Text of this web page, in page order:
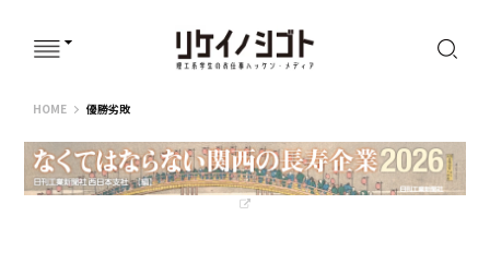
HOMEリケイノシゴト
優勝劣敗